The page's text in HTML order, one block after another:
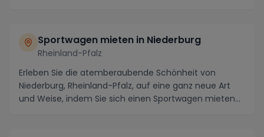
Sportwagen mieten in Niederburg
Rheinland-Pfalz
Erleben Sie die atemberaubende Schönheit von
Niederburg, Rheinland-Pfalz, auf eine ganz neue Art
und Weise, indem Sie sich einen Sportwagen mieten